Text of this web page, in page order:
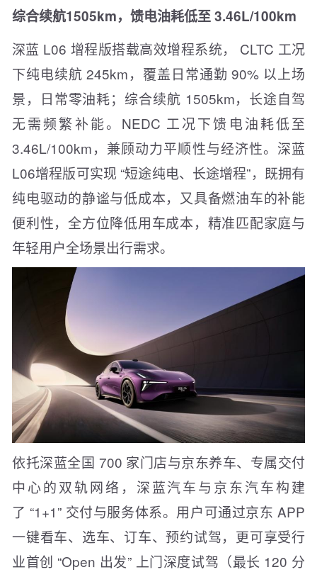
综合续航1505km，馈电油耗低至 3.46L/100km
深蓝 L06 增程版搭载高效增程系统， CLTC 工况
下纯电续航 245km，覆盖日常通勤 90% 以上场
景，日常零油耗；综合续航 1505km，长途自驾
无需频繁补能。NEDC 工况下馈电油耗低至
3.46L/100km，兼顾动力平顺性与经济性。深蓝
L06增程版可实现 “短途纯电、长途增程”，既拥有
纯电驱动的静谧与低成本，又具备燃油车的补能
便利性，全方位降低用车成本，精准匹配家庭与
年轻用户全场景出行需求。
依托深蓝全国 700 家门店与京东养车、专属交付
中心的双轨网络，深蓝汽车与京东汽车构建
了 “1+1” 交付与服务体系。用户可通过京东 APP
一键看车、选车、订车、预约试驾，更可享受行
业首创 “Open 出发” 上门深度试驾（最长 120 分